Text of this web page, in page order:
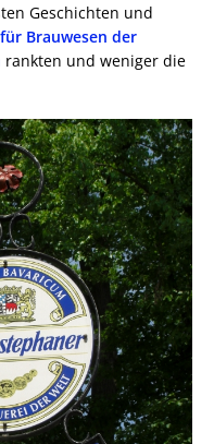
Geschichten und
Brauwesen der
rankten und weniger die